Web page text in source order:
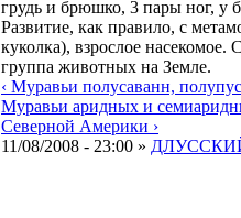
грудь и брюшко, 3 пары ног, у
Развитие, как правило, с
куколка), взрослое насекомое.
группа животных на Земле.
‹ Муравьи полусаванн,
Муравьи аридных и
Северной Америки ›
11/08/2008 - 23:00 »